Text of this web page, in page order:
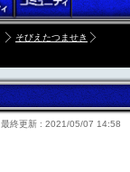
そびえたつませき
最終更新 : 2021/05/07 14:58